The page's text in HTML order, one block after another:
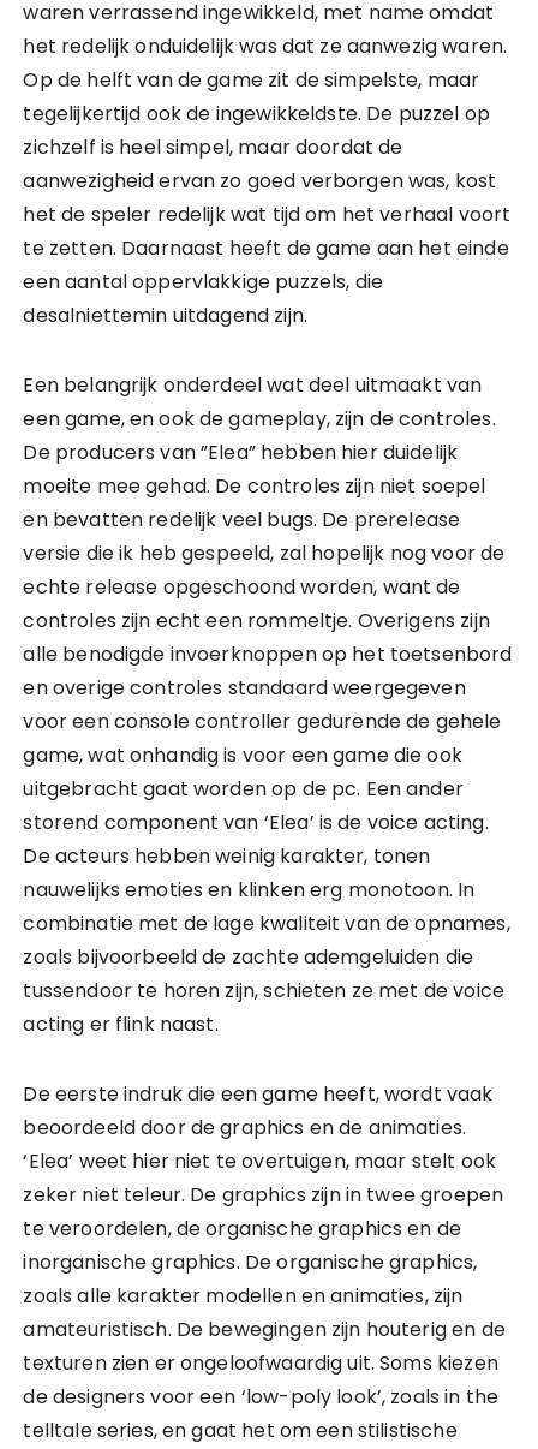
waren verrassend ingewikkeld, met name omdat
het redelijk onduidelijk was dat ze aanwezig waren.
Op de helft van de game zit de simpelste, maar
tegelijkertijd ook de ingewikkeldste. De puzzel op
zichzelf is heel simpel, maar doordat de
aanwezigheid ervan zo goed verborgen was, kost
het de speler redelijk wat tijd om het verhaal voort
te zetten. Daarnaast heeft de game aan het einde
een aantal oppervlakkige puzzels, die
desalniettemin uitdagend zijn.
Een belangrijk onderdeel wat deel uitmaakt van
een game, en ook de gameplay, zijn de controles.
De producers van ”Elea” hebben hier duidelijk
moeite mee gehad. De controles zijn niet soepel
en bevatten redelijk veel bugs. De prerelease
versie die ik heb gespeeld, zal hopelijk nog voor de
echte release opgeschoond worden, want de
controles zijn echt een rommeltje. Overigens zijn
alle benodigde invoerknoppen op het toetsenbord
en overige controles standaard weergegeven
voor een console controller gedurende de gehele
game, wat onhandig is voor een game die ook
uitgebracht gaat worden op de pc. Een ander
storend component van ‘Elea’ is de voice acting.
De acteurs hebben weinig karakter, tonen
nauwelijks emoties en klinken erg monotoon. In
combinatie met de lage kwaliteit van de opnames,
zoals bijvoorbeeld de zachte ademgeluiden die
tussendoor te horen zijn, schieten ze met de voice
acting er flink naast.
De eerste indruk die een game heeft, wordt vaak
beoordeeld door de graphics en de animaties.
‘Elea’ weet hier niet te overtuigen, maar stelt ook
zeker niet teleur. De graphics zijn in twee groepen
te veroordelen, de organische graphics en de
inorganische graphics. De organische graphics,
zoals alle karakter modellen en animaties, zijn
amateuristisch. De bewegingen zijn houterig en de
texturen zien er ongeloofwaardig uit. Soms kiezen
de designers voor een ‘low-poly look’, zoals in the
telltale series, en gaat het om een stilistische